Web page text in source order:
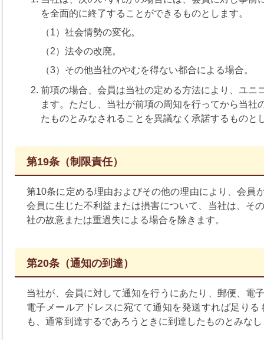
を全面的に終了することができるものとします。
（1）社会情勢の変化。
（2）法令の改廃。
（3）その他当社のやむを得ない都合による場合。
前項の場合、会員は当社の定める方法により、ユ
ます。ただし、当社が前項の周知を行ってから当
たものとみなされることを異議なく承諾するものと
第19条（制限責任）
第10条に定める理由およびその他の理由により、会員
会員に生じた不利益または損害について、当社は、そ
社の故意または重過失による場合を除きます。
第20条（通知の到達）
当社が、会員に対して通知を行うにあたり、郵便、電
電子メールアドレスに宛てて通知を発送すれば足り
も、通常到達するであろうときに到達したものとみな